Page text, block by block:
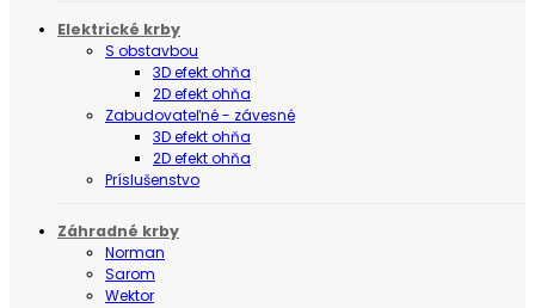
Elektrické krby
S obstavbou
3D efekt ohňa
2D efekt ohňa
Zabudovateľné - závesné
3D efekt ohňa
2D efekt ohňa
Príslušenstvo
Záhradné krby
Norman
Sarom
Wektor